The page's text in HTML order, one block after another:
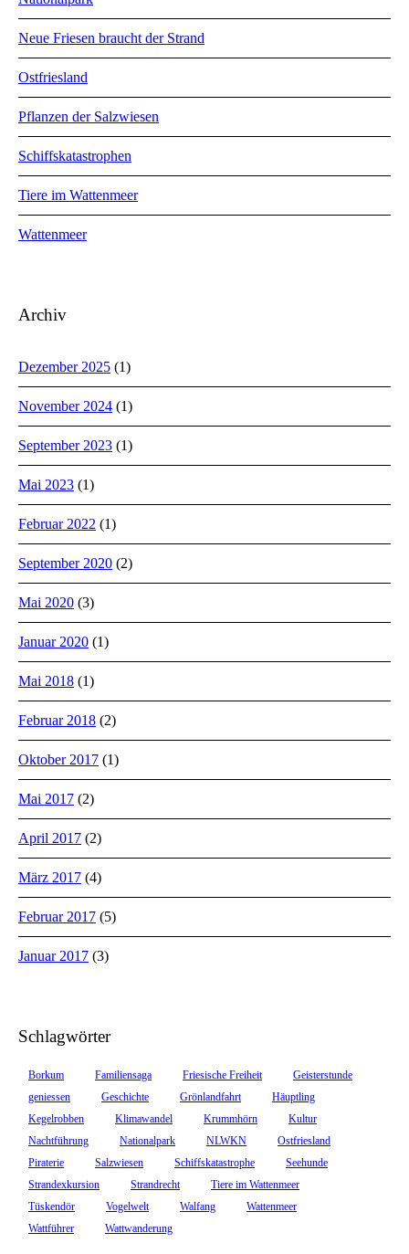
Neue Friesen braucht der Strand
Ostfriesland
Pflanzen der Salzwiesen
Schiffskatastrophen
Tiere im Wattenmeer
Wattenmeer
Archiv
Dezember 2025 (1)
November 2024 (1)
September 2023 (1)
Mai 2023 (1)
Februar 2022 (1)
September 2020 (2)
Mai 2020 (3)
Januar 2020 (1)
Mai 2018 (1)
Februar 2018 (2)
Oktober 2017 (1)
Mai 2017 (2)
April 2017 (2)
März 2017 (4)
Februar 2017 (5)
Januar 2017 (3)
Schlagwörter
Borkum Familiensaga Friesische Freiheit
Geisterstunde
geniessen
Geschichte Grönlandfahrt
Häuptling
Kegelrobben
Klimawandel Krummhörn
Kultur
Nachtführung
Nationalpark NLWKN
Ostfriesland
Piraterie
Salzwiesen Schiffskatastrophe
Seehunde
Strandexkursion
Strandrecht
Tiere im Wattenmeer
Tüskendör
Vogelwelt Walfang
Wattenmeer
Wattführer
Wattwanderung